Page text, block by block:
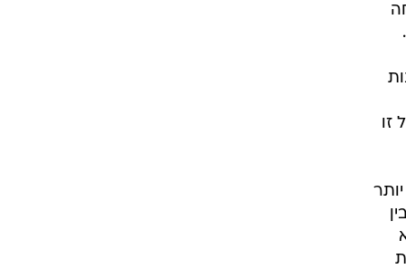
1,307 בנים ובנות
זו